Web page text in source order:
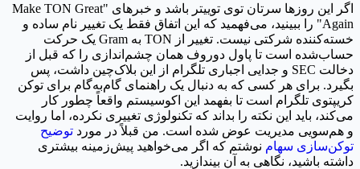
اگر این روزها سرتان توی توییتر باشد و خبرهای "Make TON Great
Again" را ببینید، می‌فهمید که این اتفاق فقط یک تغییر نام ساده و
خسته‌کننده شرکتی نیست. تغییر از TON به Gram یک حرکت
حساب‌شده است تا پاول دوروف همان چشم‌اندازی را که قبل از
دخالت SEC و جدایی اجباری تلگرام از این بلاک‌چین داشت، پس
بگیرد. برای هر کسی که به دنبال یک راهنمای گام‌به‌گام برای توکن
کریپتوی تلگرام است تا بفهمد این اکوسیستم واقعاً چطور کار
می‌کند، باید این نکته را بداند که تکنولوژی تغییری نکرده، اما روایت
و هم‌سویی مدیریت عوض شده است. من قبلاً در مورد توضیح
توکن‌سازی سهام نوشتم که اگر می‌خواهید پیش‌زمینه بیشتری
داشته باشید، نگاهی به آن بیندازید.